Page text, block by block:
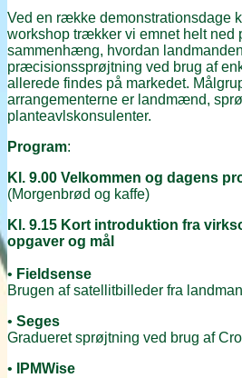
Ved en række demonstrationsdage
workshop trækker vi emnet helt ned
sammenhæng, hvordan
præcisionssprøjtning ved brug af
allerede findes på markedet.
arrangementerne er landmænd,
planteavlskonsulenter.
Program:
Kl. 9.00 Velkommen og dagens
(Morgenbrød og kaffe)
Kl. 9.15 Kort introduktion fra
opgaver og mål
• Fieldsense
Brugen af satellitbilleder fra
• Seges
Gradueret sprøjtning ved brug af
•
IPMWise